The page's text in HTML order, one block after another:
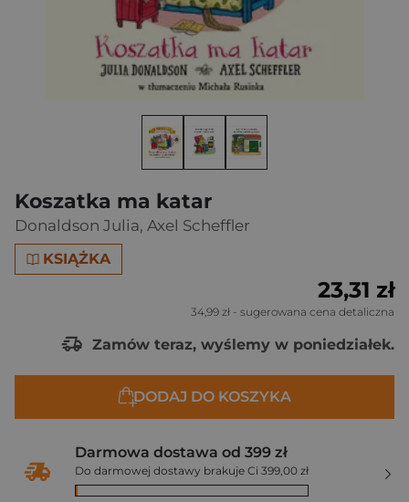
Koszatka ma katar
Donaldson Julia, Axel Scheffler
KSIĄŻKA
23,31 zł
34,99 zł - sugerowana cena detaliczna
Zamów teraz, wyślemy w poniedziałek.
DODAJ DO KOSZYKA
Darmowa dostawa od 399 zł
Do darmowej dostawy brakuje Ci 399,00 zł